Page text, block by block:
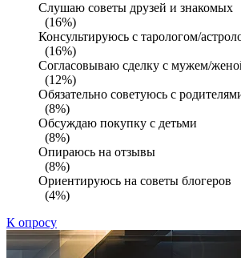
Слушаю советы друзей и знакомых
(16%)
Консультируюсь с тарологом/
(16%)
Согласовываю сделку с мужем/
(12%)
Обязательно советуюсь с
(8%)
Обсуждаю покупку с детьми
(8%)
Опираюсь на отзывы
(8%)
Ориентируюсь на советы блогеров
(4%)
К опросу